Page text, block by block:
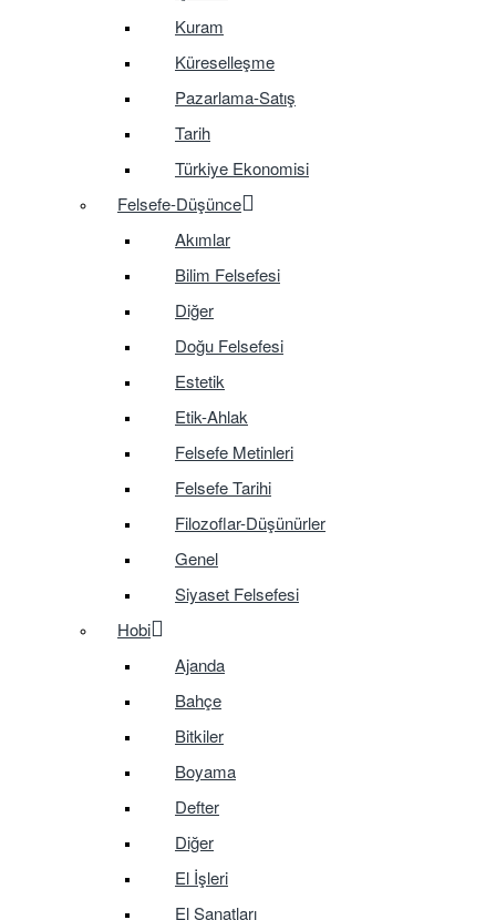
Kuram
Küreselleşme
Pazarlama-Satış
Tarih
Türkiye Ekonomisi
Felsefe-Düşünce
Akımlar
Bilim Felsefesi
Diğer
Doğu Felsefesi
Estetik
Etik-Ahlak
Felsefe Metinleri
Felsefe Tarihi
Filozoflar-Düşünürler
Genel
Siyaset Felsefesi
Hobi
Ajanda
Bahçe
Bitkiler
Boyama
Defter
Diğer
El İşleri
El Sanatları